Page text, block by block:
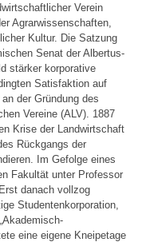
Verein
Agrarwissenschaften,
Kultur. Die Satzung
Senat der Albertus-
stärker korporative
Satisfaktion auf
der Gründung des
Vereine (ALV). 1887
Krise der Landwirtschaft
Rückgangs der
Im Gefolge eines
Fakultät unter Professor
danach vollzog
Studentenkorporation,
eine eigene Kneipetage